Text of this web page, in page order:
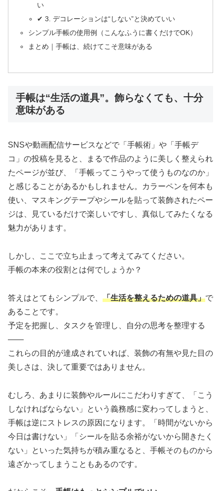
い
✔ 3. デコレーションは“しない”と決めていい
シンプル手帳の使用例（こんなふうに書くだけでOK）
まとめ｜手帳は、続けてこそ意味がある
手帳は“生活の道具”。飾らなくても、十分
意味がある
SNSや動画配信サービスなどで「手帳術」や「手帳デ
コ」の投稿を見ると、まるで作品のように美しく整えられ
たページが並び、「手帳ってこうやって使うものなのか」
と感じることがあるかもしれません。カラーペンを何本も
使い、マスキングテープやシールを貼って装飾されたペー
ジは、見ているだけで楽しいですし、真似してみたくなる
魅力があります。
しかし、ここで立ち止まって考えてみてください。
手帳の本来の役割とは何でしょうか？
答えはとてもシンプルで、 「生活を整えるための道具」で
あることです。
予定を把握し、タスクを管理し、自分の思考を整理する
——
これらの目的が達成されていれば、装飾の有無や見た目の
美しさは、決して重要ではありません。
むしろ、あまりに装飾やルールにこだわりすぎて、「こう
しなければならない」という義務感に変わってしまうと、
手帳は逆にストレスの原因になります。「時間がないから
今日は書けない」「シールを貼る余裕がないから開きたく
ない」といった気持ちが積み重なると、手帳そのものから
遠ざかってしまうこともあるのです。